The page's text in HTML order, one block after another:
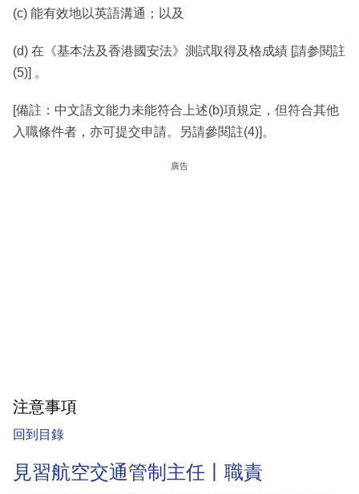
(c) 能有效地以英語溝通；以及
(d) 在《基本法及香港國安法》測試取得及格成績 [請参閱註
(5)] 。
[備註：中文語文能力未能符合上述(b)項規定，但符合其他
入職條件者，亦可提交申請。另請參閱註(4)]。
廣告
注意事項
回到目錄
見習航空交通管制主任丨職責